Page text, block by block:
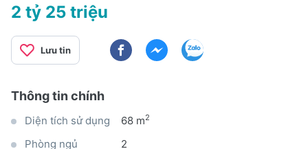
2 tỷ 25 triệu
Lưu tin
Thông tin chính
Diện tích sử dụng 68 m2
Phòng ngủ
2